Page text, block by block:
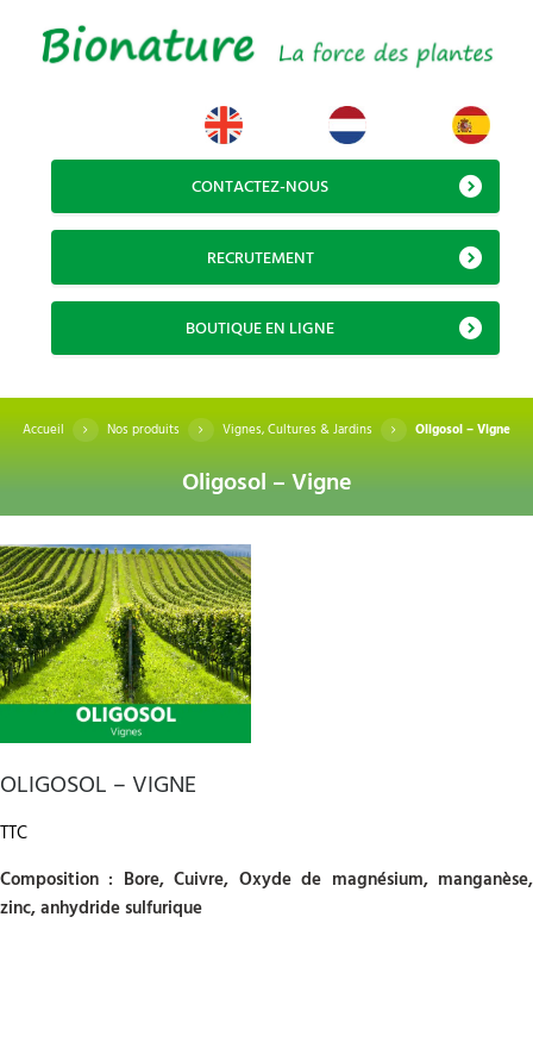
CONTACTEZ-NOUS
RECRUTEMENT
BOUTIQUE EN LIGNE
Accueil Nos produits Vignes, Cultures & Jardins Oligosol – Vigne
Oligosol – Vigne
OLIGOSOL – VIGNE
TTC
Composition : Bore, Cuivre, Oxyde de magnésium, manganèse,
zinc, anhydride sulfurique